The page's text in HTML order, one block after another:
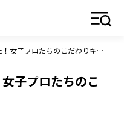
ツアー会場で見つけた！女子プロたちのこだわりキャディバッグ
子プロたちのこ